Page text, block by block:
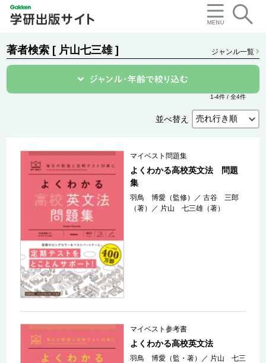
著者検索 [ 片山七三雄 ] ジャンル一覧
1-4件 / 全4件
並べ替え
マイベスト問題集
よくわかる高校英文法 問題
集
羽鳥 博愛（監修） ／古谷 三郎
（著）
／ 片山 七三雄（著）
マイベスト参考書
よくわかる高校英文法
羽鳥 博愛（監・著） ／ 片山 七三